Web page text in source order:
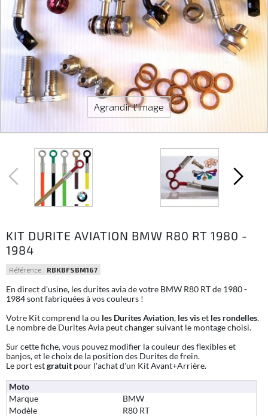
Agrandir l'image
KIT DURITE AVIATION BMW R80 RT 1980 -
1984
Référence : RBKBFSBM167
En direct d'usine, les durites avia de votre BMW R80 RT de 1980 -
1984 sont fabriquées à vos couleurs !
Votre Kit comprend la ou les Durites Aviation, les viset les rondelles.
Le nombre de Durites Avia peut changer suivant le montage choisi.
Sur cette fiche, vous pouvez modifier la couleur des flexibles et
banjos, et le choix de la position des Durites de frein.
Le port estgratuit pour l'achat d'un Kit Avant+Arrière.
Moto
Marque
BMW
Modèle
R80 RT